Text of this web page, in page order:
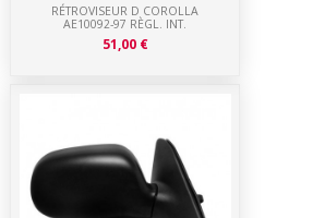
RÉTROVISEUR D COROLLA
AE10092-97 RÈGL. INT.
51,00 €